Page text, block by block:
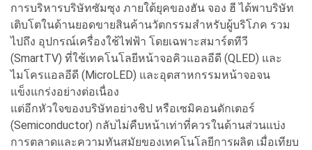
การบริหารบริษัทซัมซุง ภายใต้ยุคของฮัน จอง ฮี ได้พาบริษัท
เติบโตในด้านยอดขายสินค้านวัตกรรมสำหรับผู้บริโภค รวม
ไปถึง อุปกรณ์เครื่องใช้ไฟฟ้า โดยเฉพาะสมาร์ตทีวี
(SmartTV) ที่ใช้เทคโนโลยีหน้าจอคิวแอลอีดี (QLED) และ
ไมโครแอลอีดี (MicroLED) และอุตสาหกรรมหน้าจอจน
แข็งแกร่งอย่างต่อเนื่อง
แต่อีกหัวใจของบริษัทอย่างชิป หรือเซมิคอนดักเตอร์
(Semiconductor) กลับไม่คืบหน้าเท่าที่ควรในด้านส่วนแบ่ง
การตลาดและความทันสมัยของเทคโนโลยีการผลิต เมื่อเทียบ